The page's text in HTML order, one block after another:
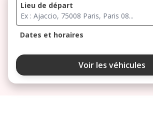
Lieu de départ
Dates et horaires
ma me
Voir les véhicules